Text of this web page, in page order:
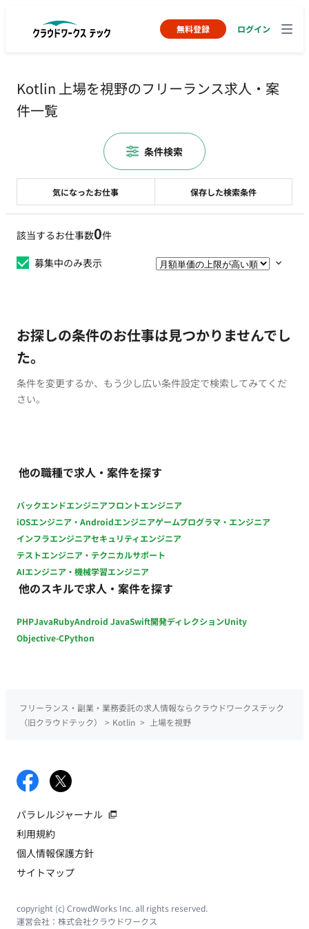
無料登録 ログイン
Kotlin 上場を視野のフリーランス求人・案
件一覧
該当するお仕事数0件
募集中のみ表示
お探しの条件のお仕事は見つかりませんでし
た。
条件を変更するか、もう少し広い条件設定で検索してみてくだ
さい。
他の職種で求人・案件を探す
バックエンドエンジニアフロントエンジニア
iOSエンジニア・Androidエンジニアゲームプログラマ・エンジニア
インフラエンジニアセキュリティエンジニア
テストエンジニア・テクニカルサポート
AIエンジニア・機械学習エンジニア
他のスキルで求人・案件を探す
PHPJavaRubyAndroid JavaSwift開発ディレクションUnity
Objective-CPython
気になったお仕事 保存した検索条件
条件検索
フリーランス・副業・業務委託の求人情報ならクラウドワークステック
（旧クラウドテック）
> Kotlin > 上場を視野
パラレルジャーナル
利用規約
個人情報保護方針
サイトマップ
copyright (c) CrowdWorks Inc. all rights reserved.
運営会社： 株式会社クラウドワークス